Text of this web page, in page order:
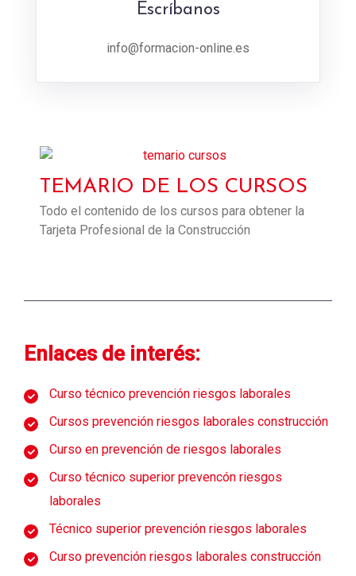
Escríbanos
info@formacion-online.es
TEMARIO DE LOS CURSOS
Todo el contenido de los cursos para obtener la
Tarjeta Profesional de la Construcción
Enlaces de interés:
Curso técnico prevención riesgos laborales
Cursos prevención riesgos laborales construcción
Curso en prevención de riesgos laborales
Curso técnico superior prevencón riesgos
laborales
Técnico superior prevención riesgos laborales
Curso prevención riesgos laborales construcción